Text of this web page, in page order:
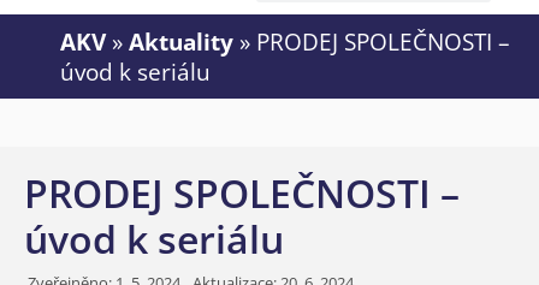
AKV» Aktuality » PRODEJ SPOLEČNOSTI –
úvod k seriálu
PRODEJ SPOLEČNOSTI –
úvod k seriálu